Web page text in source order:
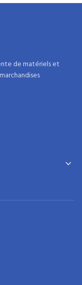
de matériels et